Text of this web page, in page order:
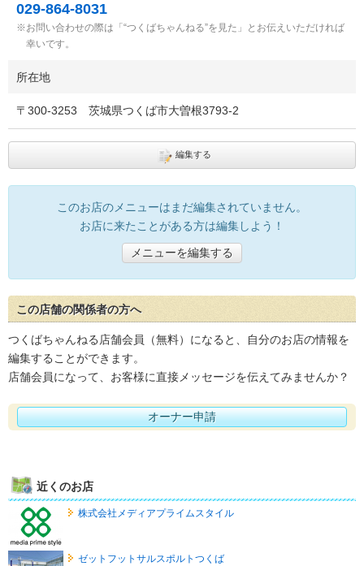
029-864-8031
お問い合わせの際は「“つくばちゃんねる”を見た」とお伝えいただければ
幸いです。
所在地
〒 300-3253 茨城県つくば市大曽根3793-2
編集する
このお店のメニューはまだ編集されていません。
お店に来たことがある方は編集しよう！
メニューを編集する
この店舗の関係者の方へ
つくばちゃんねる店舗会員（無料）になると、自分のお店の情報を
編集することができます。
店舗会員になって、お客様に直接メッセージを伝えてみませんか？
オーナー申請
近くのお店
株式会社メディアプライムスタイル
ゼットフットサルスポルトつくば